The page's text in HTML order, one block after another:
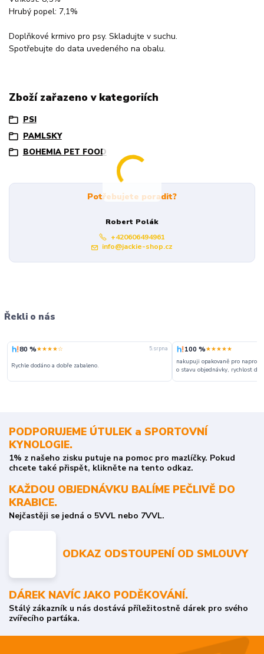
Hrubý popel: 7,1%
Doplňkové krmivo pro psy. Skladujte v suchu.
Spotřebujte do data uvedeného na obalu.
Zboží zařazeno v kategoriích
PSI
PAMLSKY
BOHEMIA PET FOOD
Potřebujete poradit?
Robert Polák
+420606494961
info@jackie-shop.cz
Řekli o nás
80 %★★★★☆ 5. srpna
Rychle dodáno a dobře zabaleno.
100 %★★★★★
nakupuji opakovaně pro
o stavu objednávky, rychlost
PODPORUJEME ÚTULEK a SPORTOVNÍ
KYNOLOGIE.
1% z našeho zisku putuje na pomoc pro mazlíčky. Pokud
chcete také přispět, klikněte na tento odkaz.
KAŽDOU OBJEDNÁVKU BALÍME PEČLIVĚ DO
KRABICE.
Nejčastěji se jedná o 5VVL nebo 7VVL.
ODKAZ ODSTOUPENÍ OD SMLOUVY
DÁREK NAVÍC JAKO PODĚKOVÁNÍ.
Stálý zákazník u nás dostává příležitostně dárek pro svého
zvířecího parťáka.